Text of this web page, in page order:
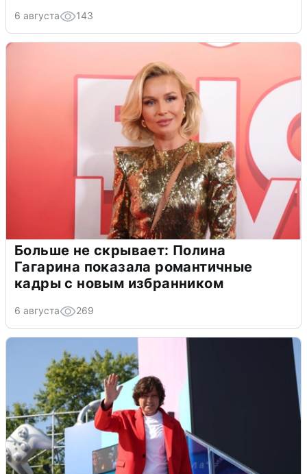
6 августа 143
Больше не скрывает: Полина
Гагарина показала романтичные
кадры с новым избранником
6 августа 269